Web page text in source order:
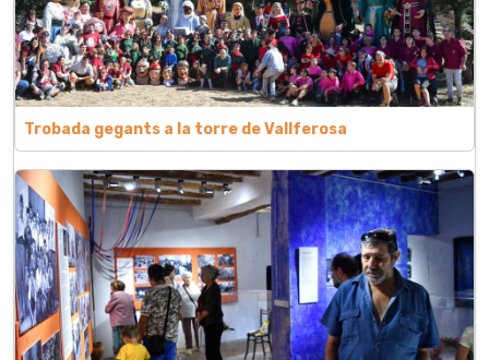
Trobada gegants a la torre de Vallferosa